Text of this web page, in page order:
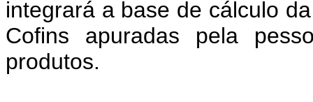
integrará a base de cálculo
Cofins apuradas pela
produtos.